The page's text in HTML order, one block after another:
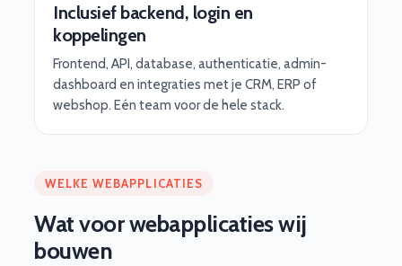
Inclusief backend, login en
koppelingen
Frontend, API, database, authenticatie, admin-
dashboard en integraties met je CRM, ERP of
webshop. Eén team voor de hele stack.
WELKE WEBAPPLICATIES
Wat voor webapplicaties wij
bouwen